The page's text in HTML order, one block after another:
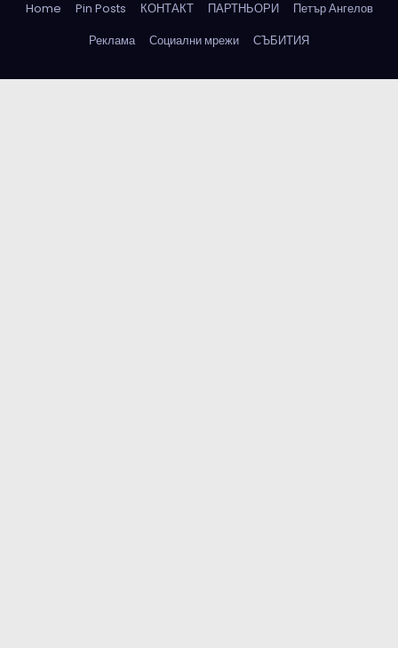
Home Pin Posts КОНТАКТ ПАРТНЬОРИ
Петър Ангелов
Реклама
Социални мрежи СЪБИТИЯ